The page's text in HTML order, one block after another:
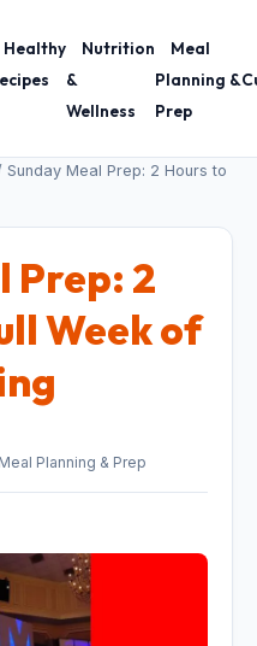
Healthy
Nutrition
&
Wellness
Meal
Planning &
Prep
Sunday Meal Prep: 2 Hours to
Prep: 2
Week of
Planning & Prep